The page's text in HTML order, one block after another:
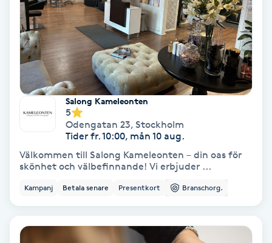
Färgning
Föning
Gel naglar
Gelenaglar
Gellack
Gravidmassage
Salong Kameleonten
5
Odengatan 23, Stockholm
Tider fr. 10:00, mån 10 aug.
Välkommen till Salong Kameleonten – din oas för
skönhet och välbefinnande! Vi erbjuder ...
Kampanj Betala senare Presentkort Branschorg.